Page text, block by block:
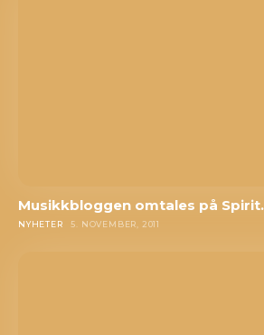
Musikkbloggen omtales på
NYHETER 5. NOVEMBER, 2011